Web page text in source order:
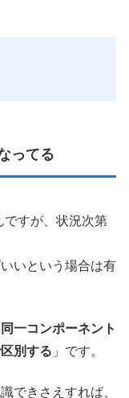
ってる
ですが、状況次第
いという場合は有
一コンポーネント
別する 」です。
できさえすれば、